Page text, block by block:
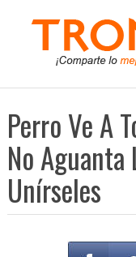
Perro Ve A
No Aguanta
Unírseles